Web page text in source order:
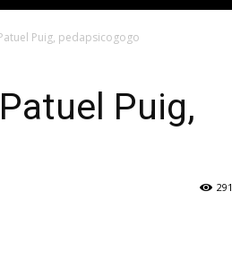
Puig, pedapsicogogo
Puig,
291